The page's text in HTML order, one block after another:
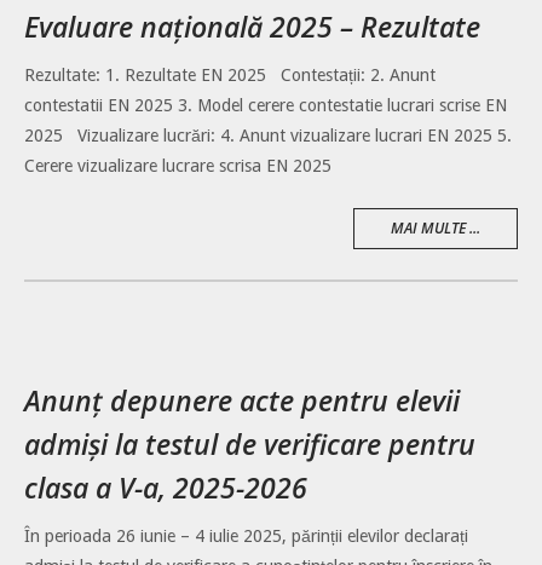
Evaluare națională 2025 – Rezultate
Rezultate: 1. Rezultate EN 2025 Contestații: 2. Anunt
contestatii EN 2025 3. Model cerere contestatie lucrari scrise EN
2025 Vizualizare lucrări: 4. Anunt vizualizare lucrari EN 2025 5.
Cerere vizualizare lucrare scrisa EN 2025
MAI MULTE ...
Anunț depunere acte pentru elevii
admiși la testul de verificare pentru
clasa a V-a, 2025-2026
În perioada 26 iunie – 4 iulie 2025, părinții elevilor declarați